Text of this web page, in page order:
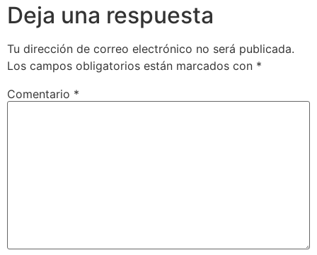
Deja una respuesta
Tu dirección de correo electrónico no será publicada.
Los campos obligatorios están marcados con *
Comentario *